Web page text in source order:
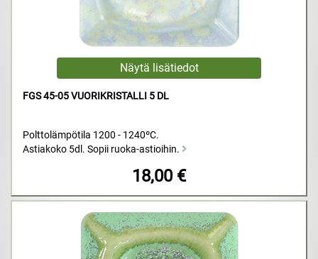
FGS 45-05 VUORIKRISTALLI 5 DL
Polttolämpötila 1200 - 1240ºC.
Astiakoko 5dl. Sopii ruoka-astioihin.
18,00 €